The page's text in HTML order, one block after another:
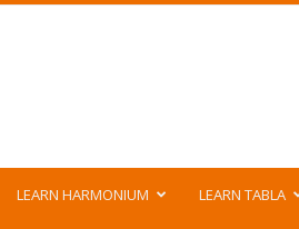
LEARN HARMONIUM LEARN TABLA